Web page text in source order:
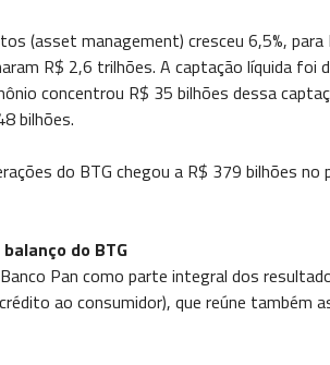
(asset management) cresceu 6,5%,
R$ 2,6 trilhões. A captação líquida foi
concentrou R$ 35 bilhões dessa
bilhões.
do BTG chegou a R$ 379 bilhões
do BTG
Pan como parte integral dos
ao consumidor), que reúne também